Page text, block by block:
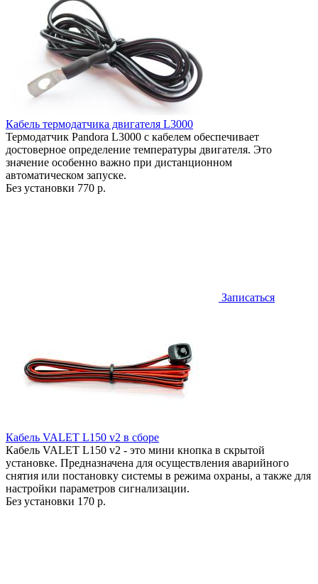
Кабель термодатчика двигателя L3000
Термодатчик Pandora L3000 с кабелем обеспечивает
достоверное определение температуры двигателя. Это
значение особенно важно при дистанционном
автоматическом запуске.
Без установки 770 р.
Записаться
Кабель VALET L150 v2 в сборе
Кабель VALET L150 v2 - это мини кнопка в скрытой
установке. Предназначена для осуществления аварийного
снятия или постановку системы в режима охраны, а также для
настройки параметров сигнализации.
Без установки 170 р.